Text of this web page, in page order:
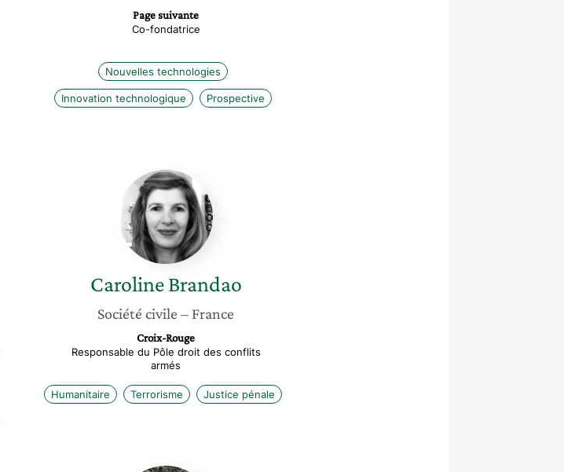
Page suivante
Co-fondatrice
Nouvelles technologies
Innovation technologique Prospective
Caroline
Brandao
Caroline Brandao
Société civile – France
Croix-Rouge
Responsable du Pôle droit des conflits
armés
Humanitaire Terrorisme Justice pénale